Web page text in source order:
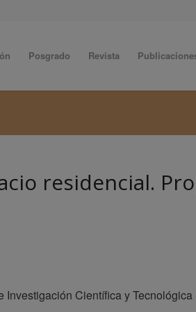
Posgrado Revista
residencial.
Investigación Científica y